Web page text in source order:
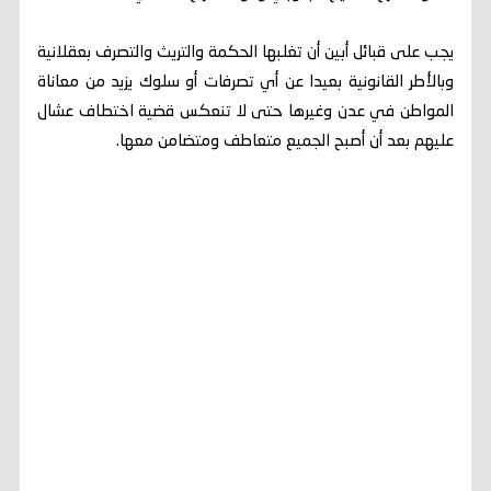
يجب على قبائل أبين أن تغلبها الحكمة والتريث والتصرف بعقلانية
وبالأطر القانونية بعيدا عن أي تصرفات أو سلوك يزيد من معاناة
المواطن في عدن وغيرها حتى لا تنعكس قضية اختطاف عشال
عليهم بعد أن أصبح الجميع متعاطف ومتضامن معها.